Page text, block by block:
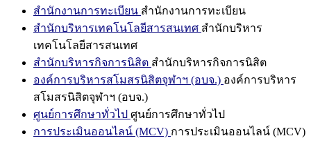
สำนักงานการทะเบียน สำนักงานการทะเบียน
สำนักบริหารเทคโนโลยีสารสนเทศ สำนักบริหาร
เทคโนโลยีสารสนเทศ
สำนักบริหารกิจการนิสิต สำนักบริหารกิจการนิสิต
องค์การบริหารสโมสรนิสิตจุฬาฯ (อบจ.) องค์การบริหาร
สโมสรนิสิตจุฬาฯ (อบจ.)
ศูนย์การศึกษาทั่วไป ศูนย์การศึกษาทั่วไป
การประเมินออนไลน์ (MCV) การประเมินออนไลน์ (MCV)